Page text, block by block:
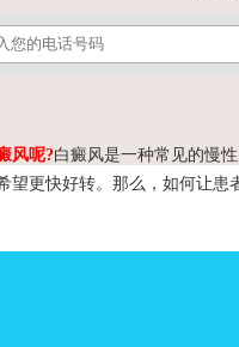
风呢?白癜风是一种常见的慢
望更快好转。那么，如何让患